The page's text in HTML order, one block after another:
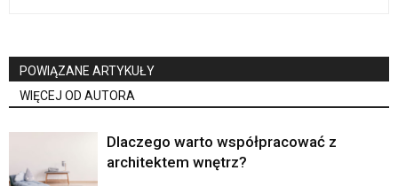
POWIĄZANE ARTYKUŁY
WIĘCEJ OD AUTORA
Dlaczego warto współpracować z
architektem wnętrz?